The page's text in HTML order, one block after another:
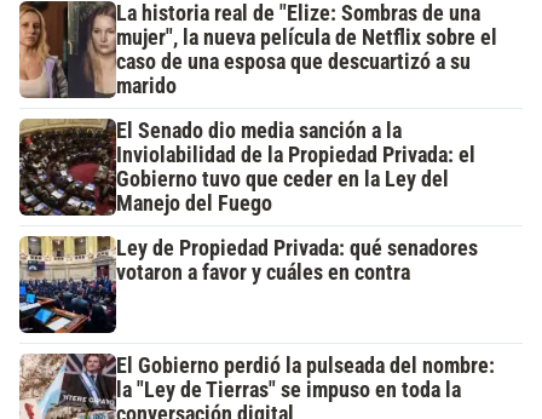
La historia real de "Elize: Sombras de una
mujer", la nueva película de Netflix sobre el
caso de una esposa que descuartizó a su
marido
El Senado dio media sanción a la
Inviolabilidad de la Propiedad Privada: el
Gobierno tuvo que ceder en la Ley del
Manejo del Fuego
Ley de Propiedad Privada: qué senadores
votaron a favor y cuáles en contra
El Gobierno perdió la pulseada del nombre:
la "Ley de Tierras" se impuso en toda la